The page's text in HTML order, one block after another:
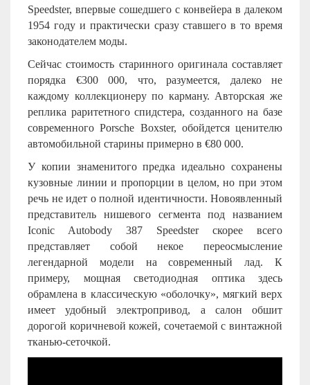
Speedster, впервые сошедшего с конвейера в далеком
1954 году и практически сразу ставшего в то время
законодателем моды.
Сейчас стоимость старинного оригинала составляет
порядка €300 000, что, разумеется, далеко не
каждому коллекционеру по карману. Авторская же
реплика раритетного спидстера, созданного на базе
современного Porsche Boxster, обойдется ценителю
автомобильной старины примерно в €80 000.
У копии знаменитого предка идеально сохранены
кузовные линии и пропорции в целом, но при этом
речь не идет о полной идентичности. Новоявленный
представитель нишевого сегмента под названием
Iconic Autobody 387 Speedster скорее всего
представляет собой некое переосмысление
легендарной модели на современный лад. К
примеру, мощная светодиодная оптика здесь
обрамлена в классическую «оболочку», мягкий верх
имеет удобный электропривод, а салон обшит
дорогой коричневой кожей, сочетаемой с винтажной
тканью-сеточкой.